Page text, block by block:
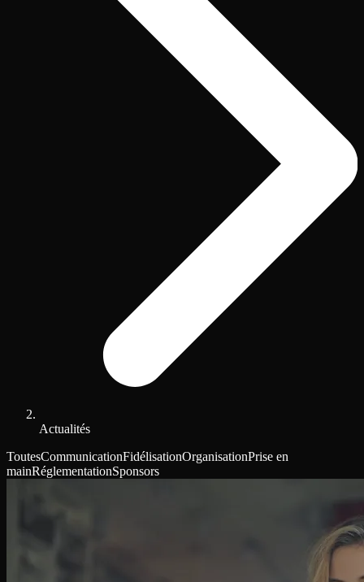
Actualités
ToutesCommunicationFidélisationOrganisationPrise en
mainRéglementationSponsors